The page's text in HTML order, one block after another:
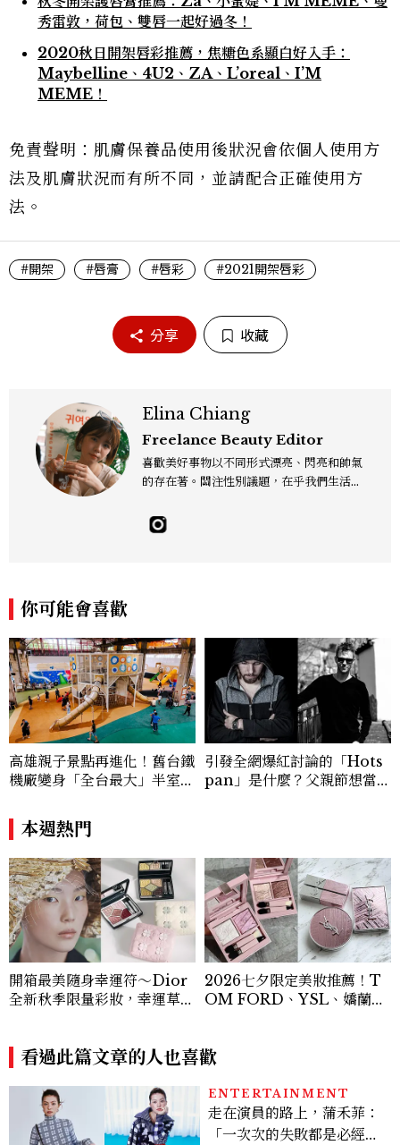
秀雷敦，荷包、雙唇一起好過冬！
2020秋日開架唇彩推薦，焦糖色系顯白好入手：
Maybelline、4U2、ZA、L’oreal、I’M
MEME！
免責聲明：肌膚保養品使用後狀況會依個人使用方
法及肌膚狀況而有所不同，並請配合正確使用方
法。
#開架 #唇膏 #唇彩 #2021開架唇彩
分享 收藏
Elina Chiang
Freelance Beauty Editor
喜歡美好事物以不同形式漂亮、閃亮和帥氣
的存在著。關注性別議題，在乎我們生活的
民！Instagram：hanyunc／Contac
t：elina.chiang.work@gmail.com
你可能會喜歡
高雄親子景點再進化！舊台鐵
機廠變身「全台最大」半室內
費玩到飽
引發全網爆紅討論的「Hots
pan」是什麼？父親節想當天
本週熱門
開箱最美隨身幸運符～Dior
全新秋季限量彩妝，幸運草圖
就沒了！
2026七夕限定美妝推薦！T
OM FORD、YSL、嬌蘭、
看過此篇文章的人也喜歡
ENTERTAINMENT
走在演員的路上，蒲禾菲：
「一次次的失敗都是必經過